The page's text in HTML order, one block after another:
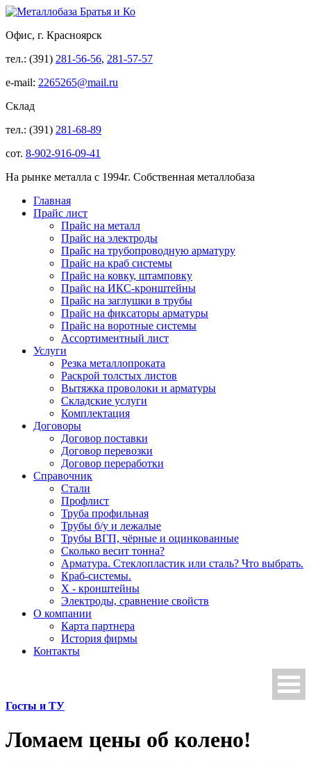
Офис, г. Красноярск
тел.: (391) 281-56-56, 281-57-57
e-mail: 2265265@mail.ru
Склад
тел.: (391) 281-68-89
сот. 8-902-916-09-41
На рынке металла с 1994г. Собственная металлобаза
Главная
Прайс лист
Прайс на металл
Прайс на электроды
Прайс на трубопроводную арматуру
Прайс на краб системы
Прайс на ковку, штамповку
Прайс на ИКС-кронштейны
Прайс на заглушки в трубы
Прайс на фиксаторы арматуры
Прайс на воротные системы
Ассортиментный лист
Услуги
Резка металлопроката
Раскрой толстых листов
Вытяжка проволоки и арматуры
Складские услуги
Комплектация
Договоры
Договор поставки
Договор перевозки
Договор переработки
Справочник
Стали
Профлист
Труба профильная
Трубы б/у и лежалые
Трубы ВГП, чёрные и оцинкованные
Сколько весит тонна?
Арматура. Стеклопластик или сталь? Что выбрать.
Краб-системы.
Х - кронштейны
Электроды, сравнение свойств
О компании
Карта партнера
История фирмы
Контакты
Госты и ТУ
Ломаем цены об колено!